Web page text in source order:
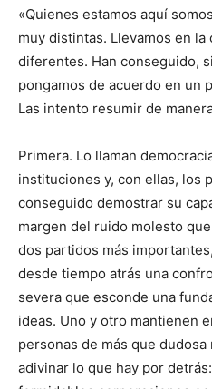
«Quienes estamos aquí
muy distintas. Llevamos en
diferentes. Han conseguido,
pongamos de acuerdo en un
Las intento resumir de
Primera. Lo llaman
instituciones y, con ellas, los
conseguido demostrar su
margen del ruido molesto
dos partidos más
desde tiempo atrás una
severa que esconde una
ideas. Uno y otro mantienen
personas de más que
adivinar lo que hay por